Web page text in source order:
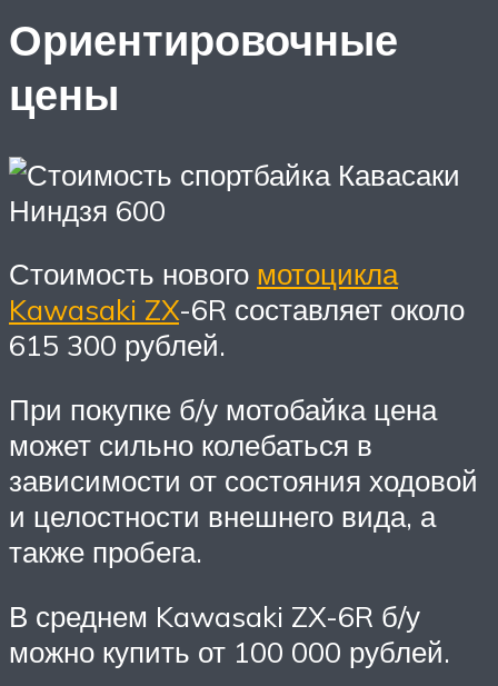
Ориентировочные
цены
Стоимость нового мотоцикла
Kawasaki ZX-6R составляет около
615 300 рублей.
При покупке б/у мотобайка цена
может сильно колебаться в
зависимости от состояния ходовой
и целостности внешнего вида, а
также пробега.
В среднем Kawasaki ZX-6R б/у
можно купить от 100 000 рублей.